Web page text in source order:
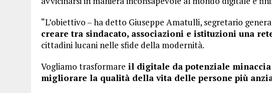
“L’obiettivo – ha detto Giuseppe Amatulli, segretario
creare tra sindacato, associazioni e istituzioni una
cittadini lucani nelle sfide della modernità.
Vogliamo trasformare il digitale da potenziale
migliorare la qualità della vita delle persone più